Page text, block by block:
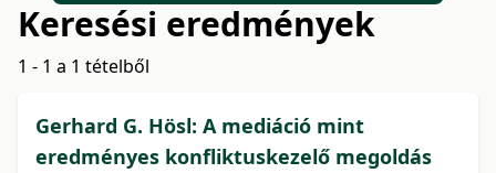
Keresési eredmények
1 - 1 a 1 tételből
Gerhard G. Hösl: A mediáció mint
eredményes konfliktuskezelő megoldás